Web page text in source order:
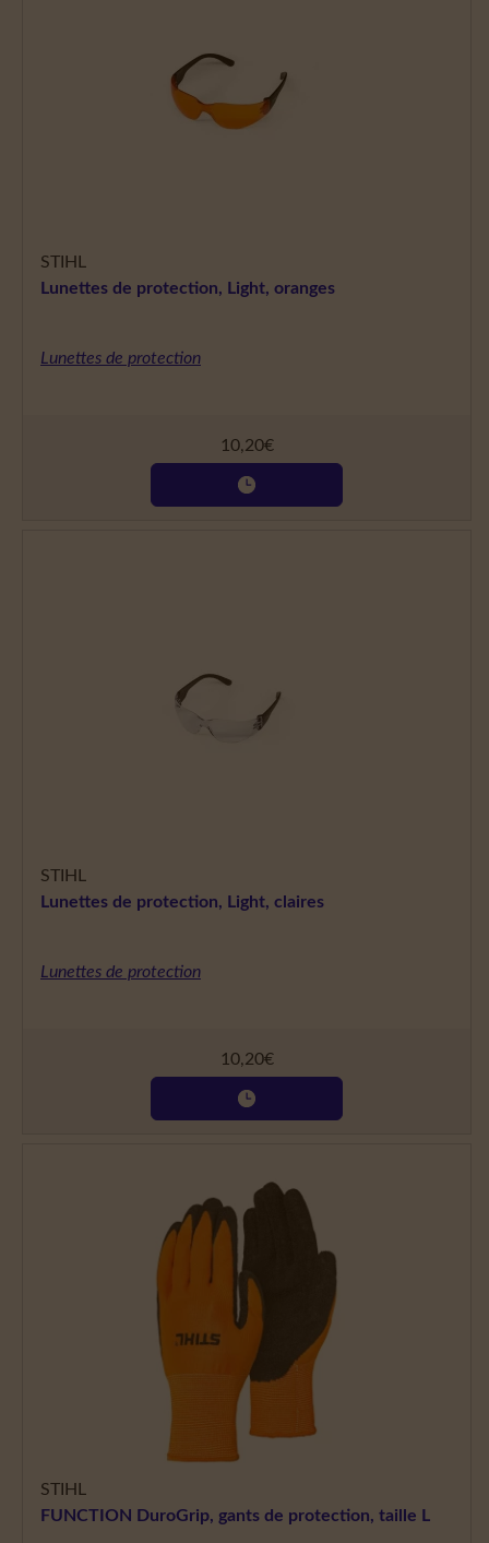
STIHL
Lunettes de protection, Light, oranges
Lunettes de protection
10,20€
STIHL
Lunettes de protection, Light, claires
Lunettes de protection
10,20€
STIHL
FUNCTION DuroGrip, gants de protection, taille L